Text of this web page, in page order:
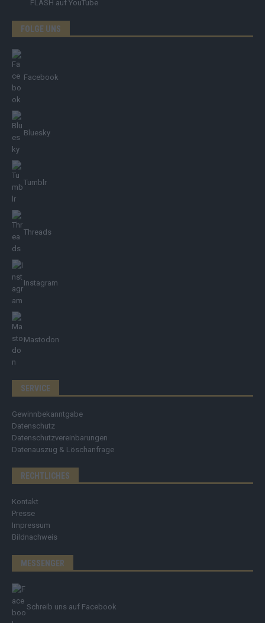
FLASH auf YouTube
FOLGE UNS
Facebook
Bluesky
Tumblr
Threads
Instagram
Mastodon
SERVICE
Gewinnbekanntgabe
Datenschutz
Datenschutzvereinbarungen
Datenauszug & Löschanfrage
RECHTLICHES
Kontakt
Presse
Impressum
Bildnachweis
MESSENGER
Schreib uns auf Facebook